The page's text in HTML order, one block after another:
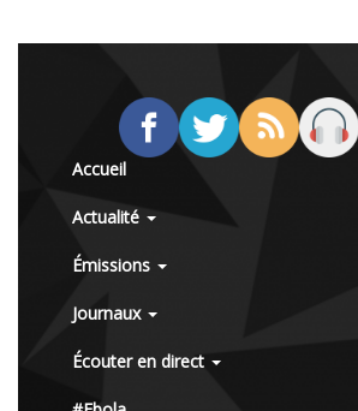
Accueil
Actualité
Émissions
Journaux
Écouter en direct